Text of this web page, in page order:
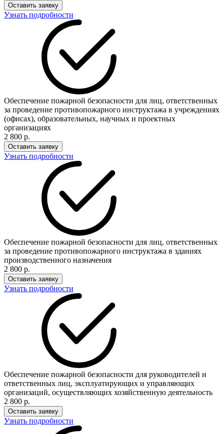
Оставить заявку
Узнать подробности
Обеспечение пожарной безопасности для лиц, ответственных
за проведение противопожарного инструктажа в учреждениях
(офисах), образовательных, научных и проектных
организациях
2 800 р.
Оставить заявку
Узнать подробности
Обеспечение пожарной безопасности для лиц, ответственных
за проведение противопожарного инструктажа в зданиях
производственного назначения
2 800 р.
Оставить заявку
Узнать подробности
Обеспечение пожарной безопасности для руководителей и
ответственных лиц, эксплуатирующих и управляющих
организаций, осуществляющих хозяйственную деятельность
2 800 р.
Оставить заявку
Узнать подробности